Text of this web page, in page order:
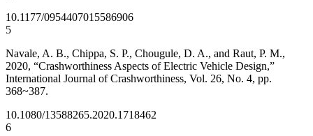
10.1177/0954407015586906
5
Navale, A. B., Chippa, S. P., Chougule, D. A., and Raut, P. M.,
2020, “Crashworthiness Aspects of Electric Vehicle Design,”
International Journal of Crashworthiness, Vol. 26, No. 4, pp.
368~387.
10.1080/13588265.2020.1718462
6